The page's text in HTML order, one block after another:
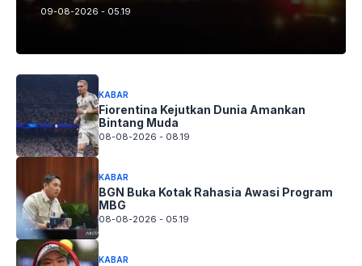
09-08-2026 - 05.19
KABAR
Fiorentina Kejutkan Dunia Amankan
Bintang Muda
08-08-2026 - 08.19
KABAR
BGN Buka Kotak Rahasia Awasi Program
MBG
08-08-2026 - 05.19
KABAR